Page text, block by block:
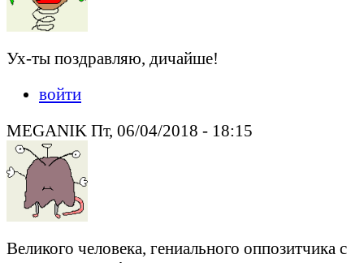
Ух-ты поздравляю, дичайше!
войти
MEGANIK Пт, 06/04/2018 - 18:15
Великого человека, гениального оппозитчика с